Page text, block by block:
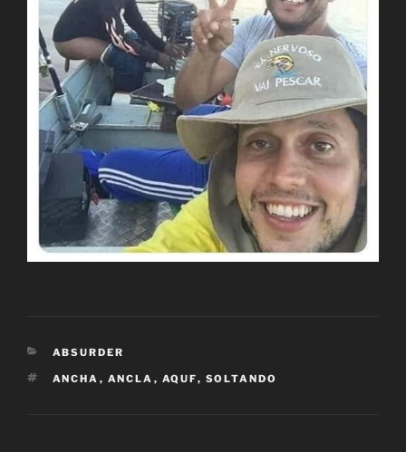
CATEGORÍAS
ABSURDER
ETIQUETAS
ANCHA , ANCLA , AQUF, SOLTANDO